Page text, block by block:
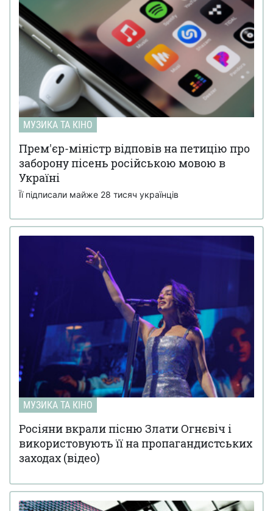
МУЗИКА ТА КІНО
Прем'єр-міністр відповів на петицію про
заборону пісень російською мовою в
Україні
Її підписали майже 28 тисяч українців
МУЗИКА ТА КІНО
Росіяни вкрали пісню Злати Огнєвіч і
використовують її на пропагандистських
заходах (відео)